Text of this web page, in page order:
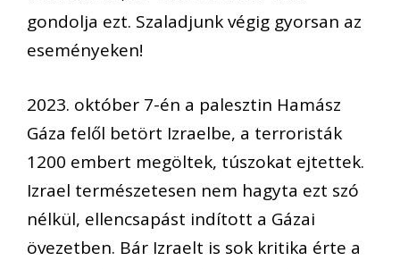
gondolja ezt. Szaladjunk végig gyorsan az
eseményeken!
2023. október 7-én a palesztin Hamász
Gáza felől betört Izraelbe, a terroristák
1200 embert megöltek, túszokat ejtettek.
Izrael természetesen nem hagyta ezt szó
nélkül, ellencsapást indított a Gázai
övezetben. Bár Izraelt is sok kritika érte a